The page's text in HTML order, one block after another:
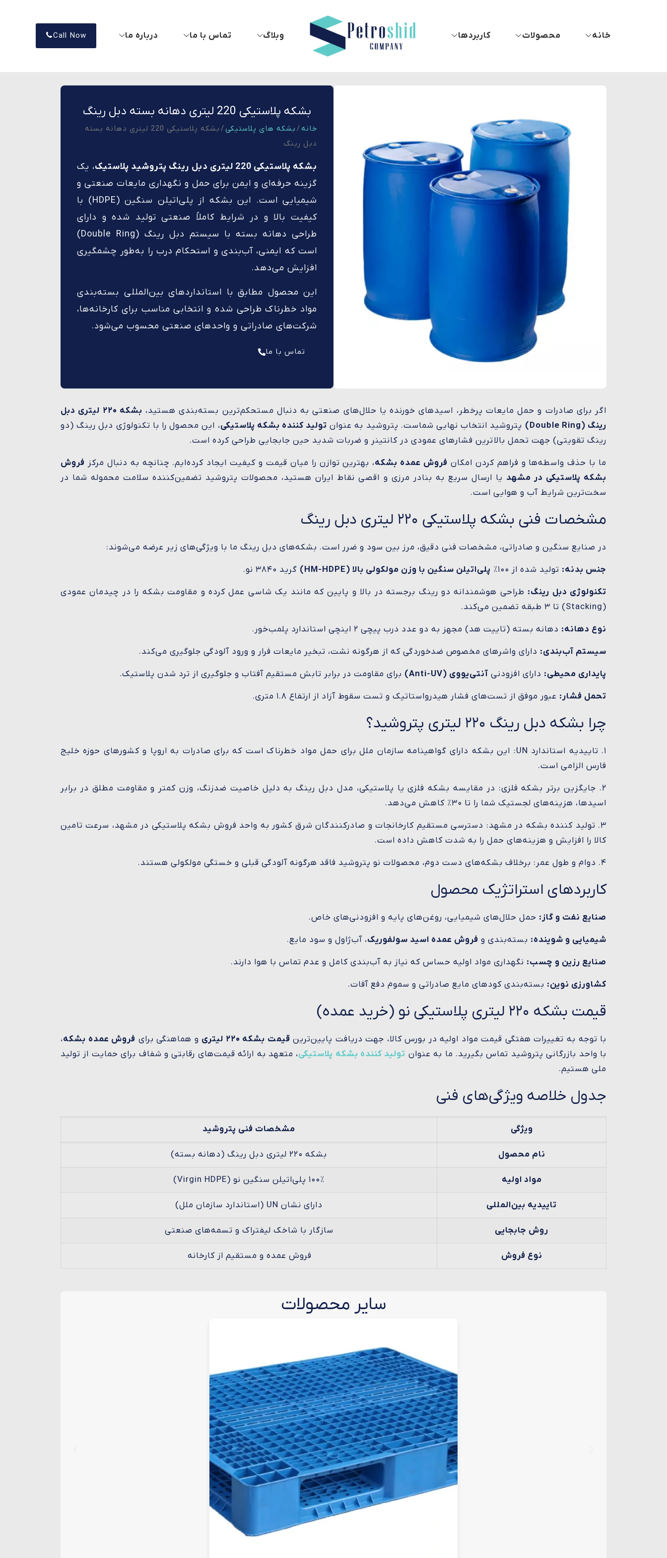
خانه محصولات کاربردها وبلاگ تماس با ما درباره ما Call Now
بشکه پلاستیکی 220 لیتری دهانه بسته دبل رینگ
خانه/ بشکه های پلاستیکی
/ بشکه پلاستیکی 220 لیتری دهانه بسته
دبل رینگ
بشکه پلاستیکی 220 لیتری دبل رینگ پتروشید پلاستیک
، یک
گزینه حرفه‌ای و ایمن برای حمل و نگهداری مایعات صنعتی و
شیمیایی است. این بشکه از پلی‌اتیلن سنگین (HDPE) با
کیفیت بالا و در شرایط کاملاً صنعتی تولید شده و دارای
طراحی دهانه بسته با سیستم دبل رینگ (Double Ring)
است که ایمنی، آب‌بندی و استحکام درب را به‌طور چشمگیری
افزایش می‌دهد.
این محصول مطابق با استانداردهای بین‌المللی بسته‌بندی
مواد خطرناک طراحی شده و انتخابی مناسب برای کارخانه‌ها،
شرکت‌های صادراتی و واحدهای صنعتی محسوب می‌شود.
تماس با ما
اگر برای صادرات و حمل مایعات پرخطر، اسیدهای خورنده یا حلال‌های صنعتی به دنبال مستحکم‌ترین بسته‌بندی هستید،
بشکه ۲۲۰ لیتری دبل
رینگ (Double Ring)
پتروشید انتخاب نهایی شماست. پتروشید به عنوان تولید کننده بشکه پلاستیکی، این محصول را با تکنولوژی دبل رینگ (دو
رینگ تقویتی) جهت تحمل بالاترین فشارهای عمودی در کانتینر و ضربات شدید حین جابجایی طراحی کرده است.
ما با حذف واسطه‌ها و فراهم کردن امکان فروش عمده بشکه، بهترین توازن را میان قیمت و کیفیت ایجاد کرده‌ایم. چنانچه به دنبال مرکز فروش
بشکه پلاستیکی در مشهد یا ارسال سریع به بنادر مرزی و اقصی نقاط ایران هستید، محصولات پتروشید تضمین‌کننده سلامت محموله شما در
سخت‌ترین شرایط آب و هوایی است.
مشخصات فنی بشکه پلاستیکی ۲۲۰ لیتری دبل رینگ
در صنایع سنگین و صادراتی، مشخصات فنی دقیق، مرز بین سود و ضرر است. بشکه‌های دبل رینگ ما با ویژگی‌های زیر عرضه می‌شوند:
جنس بدنه: تولید شده از ۱۰۰٪ پلی‌اتیلن سنگین با وزن مولکولی بالا (HM-HDPE) گرید ۳۸۴۰ نو.
تکنولوژی دبل رینگ: طراحی هوشمندانه دو رینگ برجسته در بالا و پایین که مانند یک شاسی عمل کرده و مقاومت بشکه را در چیدمان عمودی
(Stacking) تا ۳ طبقه تضمین می‌کند.
نوع دهانه: دهانه بسته (تاییت هد) مجهز به دو عدد درب پیچی ۲ اینچی استاندارد پلمب‌خور.
سیستم آب‌بندی: دارای واشرهای مخصوص ضدخوردگی که از هرگونه نشت، تبخیر مایعات فرار و ورود آلودگی جلوگیری می‌کند.
پایداری محیطی: دارای افزودنی آنتی‌یووی (Anti-UV) برای مقاومت در برابر تابش مستقیم آفتاب و جلوگیری از ترد شدن پلاستیک.
تحمل فشار: عبور موفق از تست‌های فشار هیدرواستاتیک و تست سقوط آزاد از ارتفاع ۱.۸ متری.
چرا بشکه دبل رینگ ۲۲۰ لیتری پتروشید؟
۱. تاییدیه استاندارد UN: این بشکه دارای گواهینامه سازمان ملل برای حمل مواد خطرناک است که برای صادرات به اروپا و کشورهای حوزه خلیج
فارس الزامی است.
۲. جایگزین برتر بشکه فلزی: در مقایسه بشکه فلزی یا پلاستیکی، مدل دبل رینگ به دلیل خاصیت ضدزنگ، وزن کمتر و مقاومت مطلق در برابر
اسیدها، هزینه‌های لجستیک شما را تا ۳۰٪ کاهش می‌دهد.
۳. تولید کننده بشکه در مشهد: دسترسی مستقیم کارخانجات و صادرکنندگان شرق کشور به واحد فروش بشکه پلاستیکی در مشهد، سرعت تامین
کالا را افزایش و هزینه‌های حمل را به شدت کاهش داده است.
۴. دوام و طول عمر: برخلاف بشکه‌های دست دوم، محصولات نو پتروشید فاقد هرگونه آلودگی قبلی و خستگی مولکولی هستند.
کاربردهای استراتژیک محصول
صنایع نفت و گاز: حمل حلال‌های شیمیایی، روغن‌های پایه و افزودنی‌های خاص.
شیمیایی و شوینده: بسته‌بندی و فروش عمده اسید سولفوریک، آب‌ژاول و سود مایع.
صنایع رزین و چسب: نگهداری مواد اولیه حساس که نیاز به آب‌بندی کامل و عدم تماس با هوا دارند.
کشاورزی نوین: بسته‌بندی کودهای مایع صادراتی و سموم دفع آفات.
قیمت بشکه ۲۲۰ لیتری پلاستیکی نو (خرید عمده)
با توجه به تغییرات هفتگی قیمت مواد اولیه در بورس کالا، جهت دریافت پایین‌ترین قیمت بشکه ۲۲۰ لیتری و هماهنگی برای فروش عمده بشکه،
با واحد بازرگانی پتروشید تماس بگیرید. ما به عنوان تولید کننده بشکه پلاستیکی، متعهد به ارائه قیمت‌های رقابتی و شفاف برای حمایت از تولید
ملی هستیم.
جدول خلاصه ویژگی‌های فنی
ویژگی مشخصات فنی پتروشید
نام محصول بشکه ۲۲۰ لیتری دبل رینگ (دهانه بسته)
مواد اولیه ۱۰۰٪ پلی‌اتیلن سنگین نو (Virgin HDPE)
تاییدیه بین‌المللی دارای نشان UN (استاندارد سازمان ملل)
روش جابجایی سازگار با شاخک لیفتراک و تسمه‌های صنعتی
نوع فروش فروش عمده و مستقیم از کارخانه
سایر محصولات